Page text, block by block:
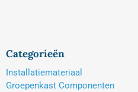
Categorieën
Installatiemateriaal
Groepenkast Componenten